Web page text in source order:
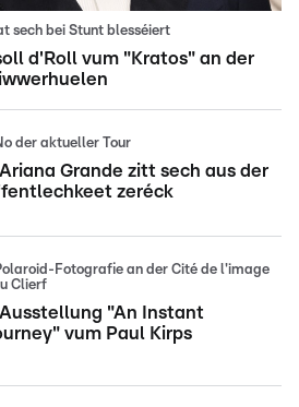
sech bei Stunt blesséiert
d'Roll vum "Kratos" an der
der aktueller Tour
Grande zitt sech aus der
zeréck
Fotografie an der Cité de l'image
Clierf
"An Instant
vum Paul Kirps